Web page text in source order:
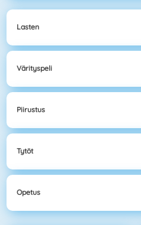
Lasten
Värityspeli
Piirustus
Tytöt
Opetus